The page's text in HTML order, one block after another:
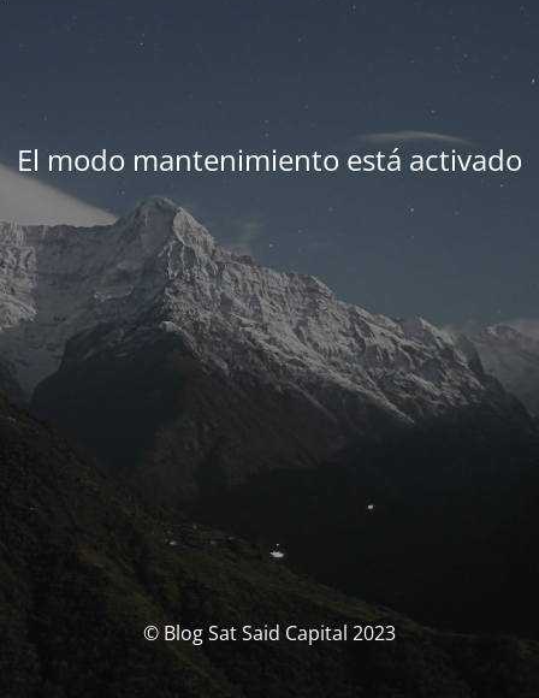
El modo mantenimiento está activado
© Blog Sat Said Capital 2023